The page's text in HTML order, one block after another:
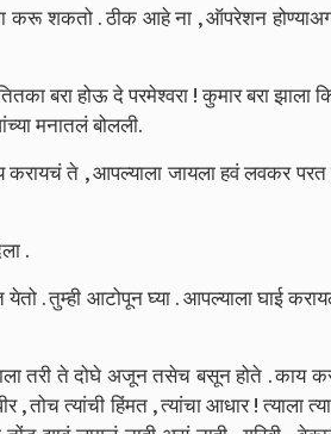
शकतो . ठीक आहे ना , ऑपरेशन
बरा होऊ दे परमेश्वरा ! कुमार बरा झाला
मनातलं बोलली.
ते , आपल्याला जायला हवं लवकर परत
.
. तुम्ही आटोपून घ्या . आपल्याला घाई
तरी ते दोघे अजून तसेच बसून होते . काय
, तोच त्यांची हिंमत , त्यांचा आधार ! त्याला